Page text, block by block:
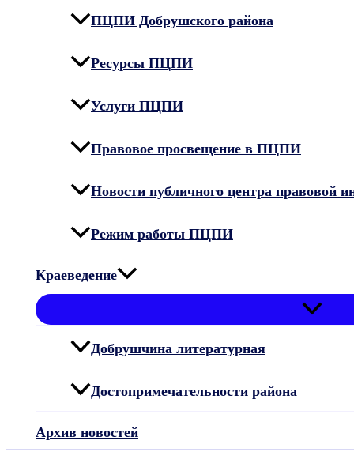
ПЦПИ Добрушского района
Ресурсы ПЦПИ
Услуги ПЦПИ
Правовое просвещение в ПЦПИ
Новости публичного центра правовой
Режим работы ПЦПИ
Краеведение
Добрушчина литературная
Достопримечательности района
Архив новостей